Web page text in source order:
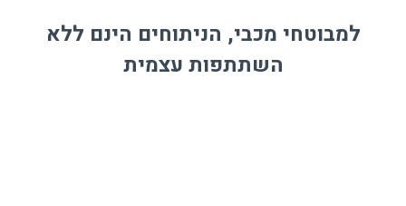
למבוטחי מכבי, הניתוחים הינם ללא
השתתפות עצמית